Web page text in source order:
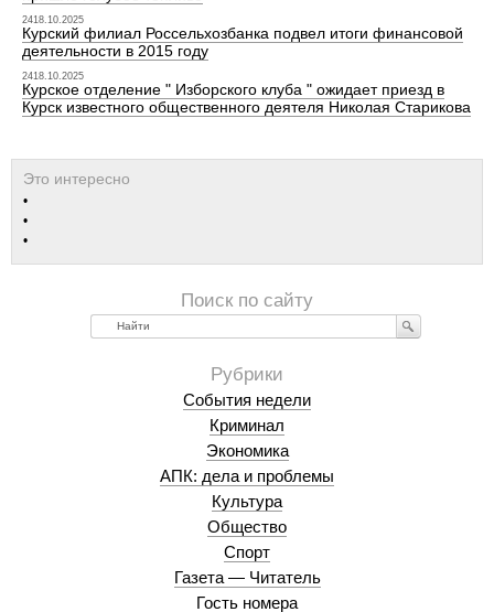
2418.10.2025
Курский филиал Россельхозбанка подвел итоги финансовой
деятельности в 2015 году
2418.10.2025
Курское отделение " Изборского клуба " ожидает приезд в
Курск известного общественного деятеля Николая Старикова
Найти
События недели
Криминал
Экономика
АПК: дела и проблемы
Культура
Общество
Спорт
Газета — Читатель
Гость номера